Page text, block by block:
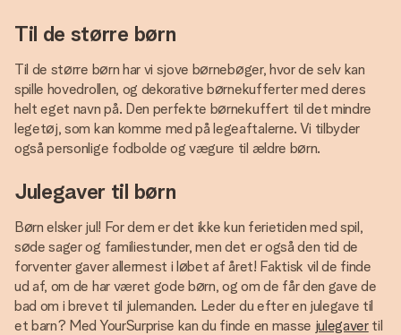
Til de større børn
Til de større børn har vi sjove børnebøger, hvor de selv kan
spille hovedrollen, og dekorative børnekufferter med deres
helt eget navn på. Den perfekte børnekuffert til det mindre
legetøj, som kan komme med på legeaftalerne. Vi tilbyder
også personlige fodbolde og vægure til ældre børn.
Julegaver til børn
Børn elsker jul! For dem er det ikke kun ferietiden med spil,
søde sager og familiestunder, men det er også den tid de
forventer gaver allermest i løbet af året! Faktisk vil de finde
ud af, om de har været gode børn, og om de får den gave de
bad om i brevet til julemanden. Leder du efter en julegave til
et barn? Med YourSurprise kan du finde en masse julegavertil